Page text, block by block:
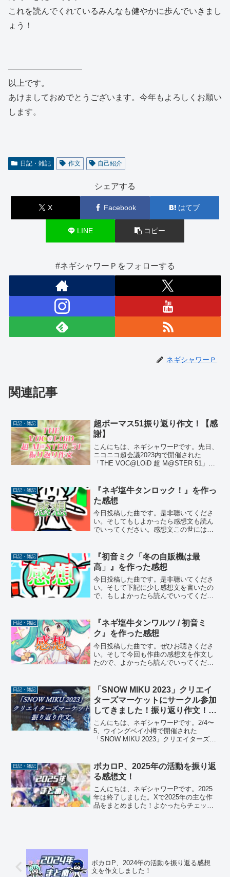
これを読んでくれているみんなも健やかに歩んでいきまし
ょう！
―――――――――
以上です。
あけましておめでとうございます。今年もよろしくお願い
します。
日記・雑記 作文 自己紹介
シェアする
X Facebook はてブ
LINE コピー
#ネギシャワーＰをフォローする
ネギシャワーＰ
関連記事
日記・雑記
超ボーマス51振り返り作文！【感
謝】
こんにちは、ネギシャワーPです。先日、
ニコニコ超会議2023内で開催された
「THE VOC@LOiD 超 M@STER 51」に
ったです！今回の記事では当日の様子を
全...
日記・雑記
『ネギ塩牛タンロック！』を作っ
た感想
今日投稿した曲です。是非聴いてくださ
い。そしてもしよかったら感想文も読ん
でいってください。感想文この世には
の概念がある世界線に生きているのだか
ら、これに則って作曲活動を...
日記・雑記
『初音ミク「冬の自販機は最
高」』を作った感想
今日投稿した曲です。是非聴いてくださ
い。そして下記に少し感想文を書いたの
で、もしよかったら読んでいってくださ
より安いっていうのも理由になるのだけ
れど、やっぱり一番は「家...
日記・雑記
『ネギ塩牛タンワルツ / 初音ミ
ク』を作った感想
今日投稿した曲です。ぜひお聴きくださ
い。そして今回も作曲の感想文を作文し
たので、よかったら読んでいってくださ
ツ』や『ノクターン(Op.9-2)』はクラシッ
クを知らないヒ...
日記・雑記
「SNOW MIKU 2023」クリエイ
ターズマーケットにサークル参加
してきました！振り返り作文！
【感謝】
こんにちは、ネギシャワーPです。2/4〜
5、ウイングベイ小樽で開催された
「SNOW MIKU 2023」クリエイターズマ
さんのリスナーにお越しいただけて、感
謝カンゲキ雨...
日記・雑記
ボカロP、2025年の活動を振り返
る感想文！
こんにちは、ネギシャワーPです。2025
年は終了しました。Xで2025年の主な作
品をまとめました！よかったらチェック
ボカロP、2024年の活動を振り返る感想
文を作文しました！